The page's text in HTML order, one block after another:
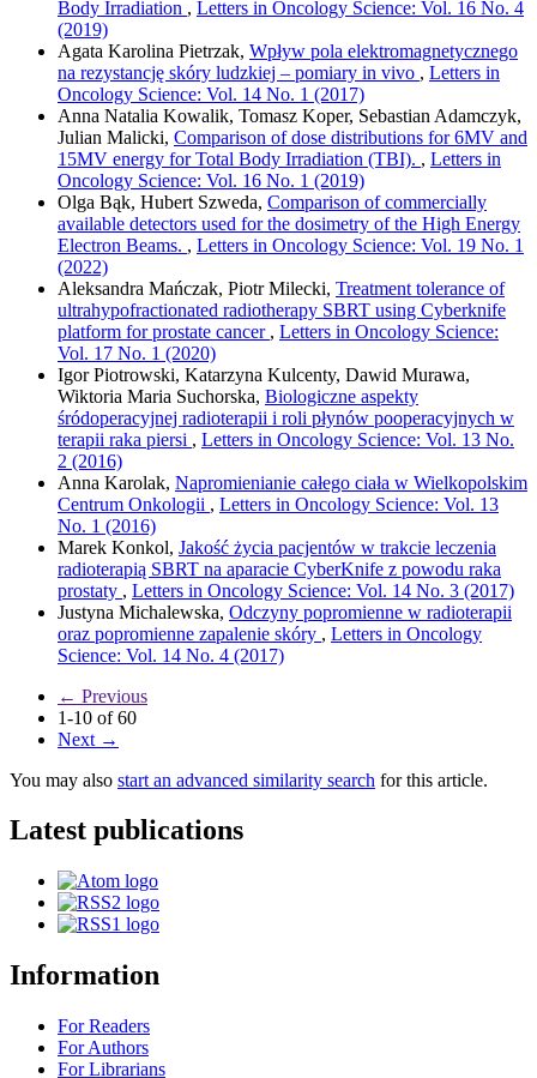
Body Irradiation , Letters in Oncology Science: Vol. 16 No. 4
(2019)
Agata Karolina Pietrzak, Wpływ pola elektromagnetycznego
na rezystancję skóry ludzkiej – pomiary in vivo , Letters in
Oncology Science: Vol. 14 No. 1 (2017)
Anna Natalia Kowalik, Tomasz Koper, Sebastian Adamczyk,
Julian Malicki, Comparison of dose distributions for 6MV and
15MV energy for Total Body Irradiation (TBI). , Letters in
Oncology Science: Vol. 16 No. 1 (2019)
Olga Bąk, Hubert Szweda, Comparison of commercially
available detectors used for the dosimetry of the High Energy
Electron Beams. , Letters in Oncology Science: Vol. 19 No. 1
(2022)
Aleksandra Mańczak, Piotr Milecki, Treatment tolerance of
ultrahypofractionated radiotherapy SBRT using Cyberknife
platform for prostate cancer , Letters in Oncology Science:
Vol. 17 No. 1 (2020)
Igor Piotrowski, Katarzyna Kulcenty, Dawid Murawa,
Wiktoria Maria Suchorska, Biologiczne aspekty
śródoperacyjnej radioterapii i roli płynów pooperacyjnych w
terapii raka piersi , Letters in Oncology Science: Vol. 13 No.
2 (2016)
Anna Karolak, Napromienianie całego ciała w Wielkopolskim
Centrum Onkologii , Letters in Oncology Science: Vol. 13
No. 1 (2016)
Marek Konkol, Jakość życia pacjentów w trakcie leczenia
radioterapią SBRT na aparacie CyberKnife z powodu raka
prostaty , Letters in Oncology Science: Vol. 14 No. 3 (2017)
Justyna Michalewska, Odczyny popromienne w radioterapii
oraz popromienne zapalenie skóry , Letters in Oncology
Science: Vol. 14 No. 4 (2017)
← Previous
1-10 of 60
Next →
You may also start an advanced similarity search for this article.
Latest publications
Information
For Readers
For Authors
For Librarians